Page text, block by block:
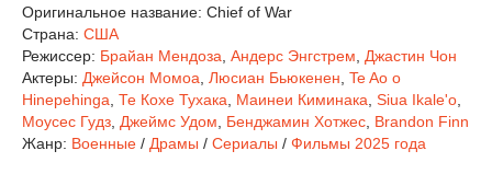
Оригинальное название: Chief of War
Страна: США
Режиссер: Брайан Мендоза Андерс Энгстрем
Джастин Чон
Актеры: Джейсон Момоа Люсиан Бьюкенен Te Ao o
Hinepehinga Те Кохе Тухака Маинеи Киминака Siua Ikale'o
Моусес Гудз Джеймс Удом Бенджамин Хотжес Brandon Finn
Жанр: Военные / Драмы / Сериалы / Фильмы 2025 года